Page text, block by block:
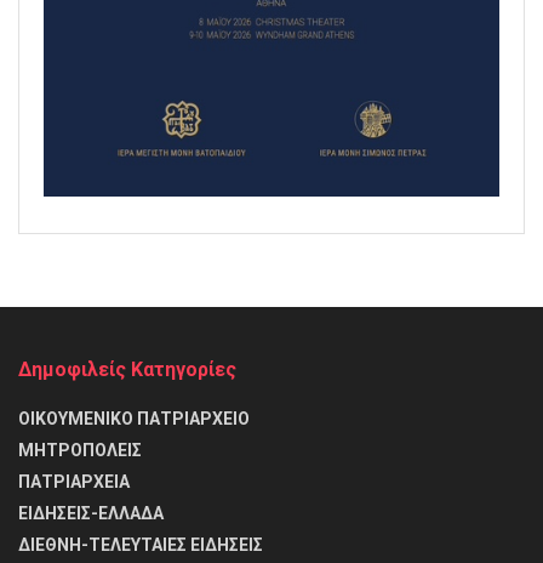
Δημοφιλείς Κατηγορίες
ΟΙΚΟΥΜΕΝΙΚΟ ΠΑΤΡΙΑΡΧΕΙΟ
ΜΗΤΡΟΠΟΛΕΙΣ
ΠΑΤΡΙΑΡΧΕΙΑ
ΕΙΔΗΣΕΙΣ-ΕΛΛΑΔΑ
ΔΙΕΘΝΗ-ΤΕΛΕΥΤΑΙΕΣ ΕΙΔΗΣΕΙΣ